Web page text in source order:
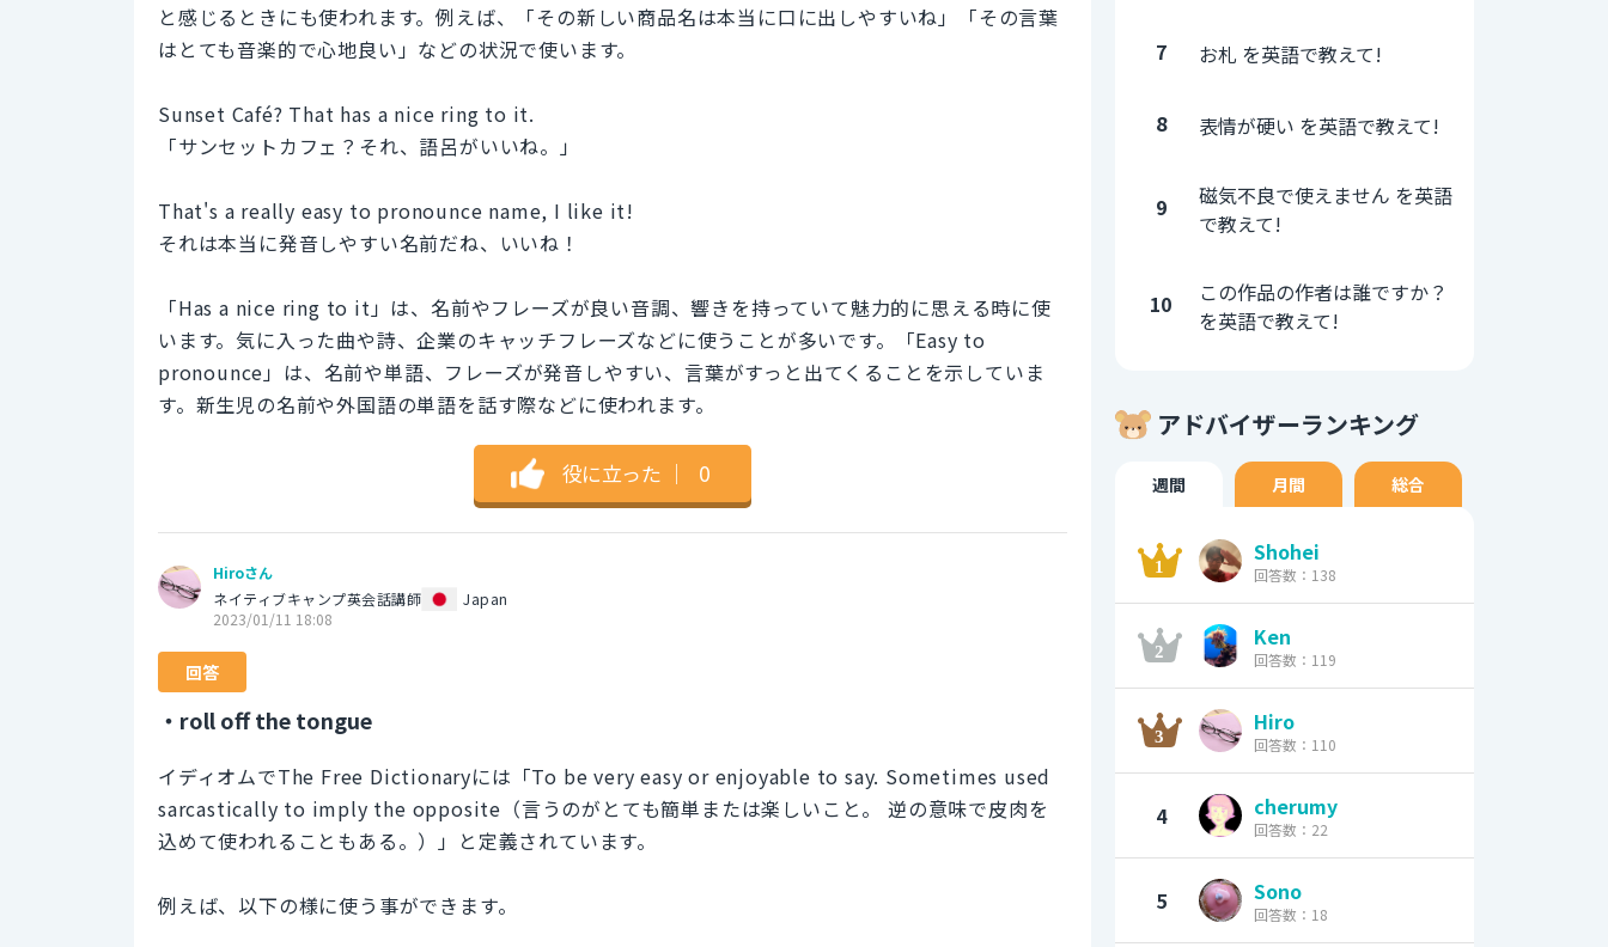
と感じるときにも使われます。例えば、「その新しい商品名は本当に口に出しやすいね」「その言葉
はとても音楽的で心地良い」などの状況で使います。
Sunset Café? That has a nice ring to it.
「サンセットカフェ？それ、語呂がいいね。」
That's a really easy to pronounce name, I like it!
それは本当に発音しやすい名前だね、いいね！
「Has a nice ring to it」は、名前やフレーズが良い音調、響きを持っていて魅力的に思える時に使
います。気に入った曲や詩、企業のキャッチフレーズなどに使うことが多いです。「Easy to
pronounce」は、名前や単語、フレーズが発音しやすい、言葉がすっと出てくることを示していま
す。新生児の名前や外国語の単語を話す際などに使われます。
役に立った ｜ 0
Hiroさん
ネイティブキャンプ英会話講師
Japan
2023/01/11 18:08
回答
・roll off the tongue
イディオムでThe Free Dictionaryには「To be very easy or enjoyable to say. Sometimes used
sarcastically to imply the opposite（言うのがとても簡単または楽しいこと。 逆の意味で皮肉を
込めて使われることもある。）」と定義されています。
例えば、以下の様に使う事ができます。
7 お札 を英語で教えて!
8 表情が硬い を英語で教えて!
9
磁気不良で使えません を英語
で教えて!
10
この作品の作者は誰ですか？
を英語で教えて!
アドバイザーランキング
週間 月間 総合
Shohei
回答数：138
Ken
回答数：119
Hiro
回答数：110
4 cherumy
回答数：22
5 Sono
回答数：18